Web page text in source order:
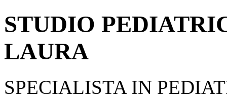
STUDIO
LAURA
SPECIALISTA IN